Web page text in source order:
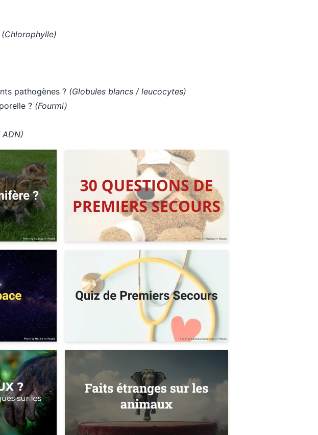
(Chlorophylle)
pathogènes ? (Globules blancs / leucocytes)
? (Fourmi)